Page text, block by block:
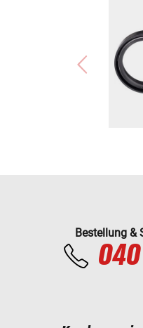
Bestellung &